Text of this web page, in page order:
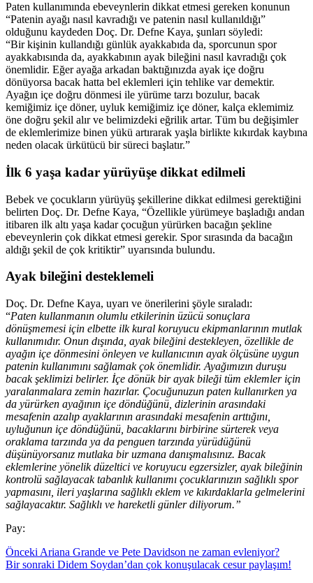
Paten kullanımında ebeveynlerin dikkat etmesi gereken konunun
“Patenin ayağı nasıl kavradığı ve patenin nasıl kullanıldığı”
olduğunu kaydeden Doç. Dr. Defne Kaya, şunları söyledi:
“Bir kişinin kullandığı günlük ayakkabıda da, sporcunun spor
ayakkabısında da, ayakkabının ayak bileğini nasıl kavradığı çok
önemlidir. Eğer ayağa arkadan baktığınızda ayak içe doğru
dönüyorsa bacak hatta bel eklemleri için tehlike var demektir.
Ayağın içe doğru dönmesi ile yürüme tarzı bozulur, bacak
kemiğimiz içe döner, uyluk kemiğimiz içe döner, kalça eklemimiz
öne doğru şekil alır ve belimizdeki eğrilik artar. Tüm bu değişimler
de eklemlerimize binen yükü artırarak yaşla birlikte kıkırdak kaybına
neden olacak ürkütücü bir süreci başlatır.”
İlk 6 yaşa kadar yürüyüşe dikkat edilmeli
Bebek ve çocukların yürüyüş şekillerine dikkat edilmesi gerektiğini
belirten Doç. Dr. Defne Kaya, “Özellikle yürümeye başladığı andan
itibaren ilk altı yaşa kadar çocuğun yürürken bacağın şekline
ebeveynlerin çok dikkat etmesi gerekir. Spor sırasında da bacağın
aldığı şekil de çok kritiktir” uyarısında bulundu.
Ayak bileğini desteklemeli
Doç. Dr. Defne Kaya, uyarı ve önerilerini şöyle sıraladı:
“Paten kullanmanın olumlu etkilerinin üzücü sonuçlara
dönüşmemesi için elbette ilk kural koruyucu ekipmanlarının mutlak
kullanımıdır. Onun dışında, ayak bileğini destekleyen, özellikle de
ayağın içe dönmesini önleyen ve kullanıcının ayak ölçüsüne uygun
patenin kullanımını sağlamak çok önemlidir. Ayağımızın duruşu
bacak şeklimizi belirler. İçe dönük bir ayak bileği tüm eklemler için
yaralanmalara zemin hazırlar. Çocuğunuzun paten kullanırken ya
da yürürken ayağının içe döndüğünü, dizlerinin arasındaki
mesafenin azalıp ayaklarının arasındaki mesafenin arttığını,
uyluğunun içe döndüğünü, bacaklarını birbirine sürterek veya
oraklama tarzında ya da penguen tarzında yürüdüğünü
düşünüyorsanız mutlaka bir uzmana danışmalısınız. Bacak
eklemlerine yönelik düzeltici ve koruyucu egzersizler, ayak bileğinin
kontrolü sağlayacak tabanlık kullanımı çocuklarınızın sağlıklı spor
yapmasını, ileri yaşlarına sağlıklı eklem ve kıkırdaklarla gelmelerini
sağlayacaktır. Sağlıklı ve hareketli günler diliyorum.”
Pay:
Önceki Ariana Grande ve Pete Davidson ne zaman evleniyor?
Bir sonraki Didem Soydan’dan çok konuşulacak cesur paylaşım!